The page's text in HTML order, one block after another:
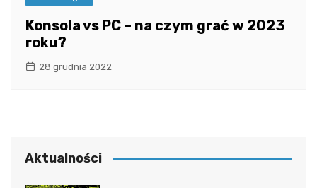
Konsola vs PC – na czym grać w 2023
roku?
28 grudnia 2022
Aktualności